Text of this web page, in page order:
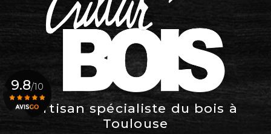
Artisan spécialiste du bois à
Toulouse
9.8/10